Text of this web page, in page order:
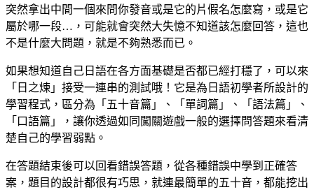
突然拿出中間一個來問你發音或是它的片假名怎麼寫，或是它
屬於哪一段…，可能就會突然大失憶不知道該怎麼回答，這也
不是什麼大問題，就是不夠熟悉而已。
如果想知道自己日語在各方面基礎是否都已經打穩了，可以來
「日之煉」接受一連串的測試哦！它是為日語初學者所設計的
學習程式，區分為「五十音篇」、「單詞篇」、「語法篇」、
「口語篇」，讓你透過如同闖關遊戲一般的選擇問答題來看清
楚自己的學習弱點。
在答題結束後可以回看錯誤答題，從各種錯誤中學到正確答
案，題目的設計都很有巧思，就連最簡單的五十音，都能挖出